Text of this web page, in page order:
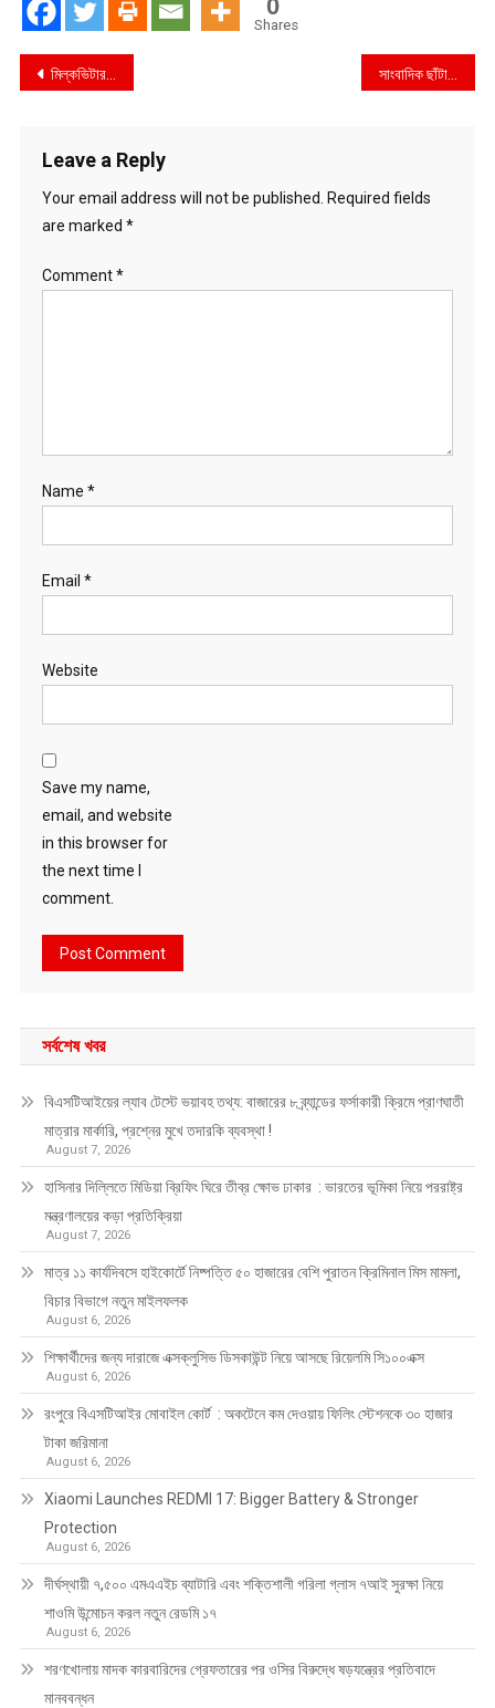
0
Shares
Post
মিল্কভিটার দুধ বিক্রিতে বাধা নেই: আদালত
Leave a Reply
Your email address will not be published. Required fields
are marked *
Comment*
Name *
Email *
Website
Save my name,
email, and website
in this browser for
the next time I
comment.
সর্বশেষ খবর
বিএসটিআইয়ের ল্যাব টেস্টে ভয়াবহ তথ্য: বাজারের ৮ ব্র্যান্ডের ফর্সাকারী ক্রিমে প্রাণঘাতী
মাত্রার মার্কারি, প্রশ্নের মুখে তদারকি ব্যবস্থা !
August 7, 2026
হাসিনার দিল্লিতে মিডিয়া ব্রিফিং ঘিরে তীব্র ক্ষোভ ঢাকার : ভারতের ভূমিকা নিয়ে পররাষ্ট্র
মন্ত্রণালয়ের কড়া প্রতিক্রিয়া
August 7, 2026
মাত্র ১১ কার্যদিবসে হাইকোর্টে নিষ্পত্তি ৫০ হাজারের বেশি পুরাতন ক্রিমিনাল মিস মামলা,
বিচার বিভাগে নতুন মাইলফলক
August 6, 2026
শিক্ষার্থীদের জন্য দারাজে এক্সক্লুসিভ ডিসকাউন্ট নিয়ে আসছে রিয়েলমি সি১০০এক্স
August 6, 2026
রংপুরে বিএসটিআইর মোবাইল কোর্ট : অকটেনে কম দেওয়ায় ফিলিং স্টেশনকে ৩০ হাজার
টাকা জরিমানা
August 6, 2026
Xiaomi Launches REDMI 17: Bigger Battery & Stronger
Protection
August 6, 2026
দীর্ঘস্থায়ী ৭,৫০০ এমএএইচ ব্যাটারি এবং শক্তিশালী গরিলা গ্লাস ৭আই সুরক্ষা নিয়ে
শাওমি উন্মোচন করল নতুন রেডমি ১৭
August 6, 2026
শরণখোলায় মাদক কারবারিদের গ্রেফতারের পর ওসির বিরুদ্ধে ষড়যন্ত্রের প্রতিবাদে
মানববন্ধন